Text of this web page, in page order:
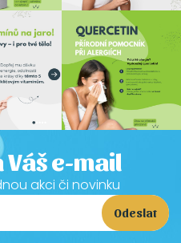
e-mail
akci či novinku
Odeslat